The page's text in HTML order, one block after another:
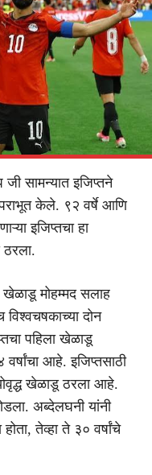
सामन्यात इजिप्तने
केले. ९२ वर्षे आणि
इजिप्तचा हा
ठरला.
खेळाडूमोहम्मद सलाह
विश्वचषकाच्या दोन
पहिला खेळाडू
आहे. इजिप्तसाठी
खेळाडू ठरला आहे.
अब्देलघनी यांनी
तेव्हा ते ३० वर्षांचे